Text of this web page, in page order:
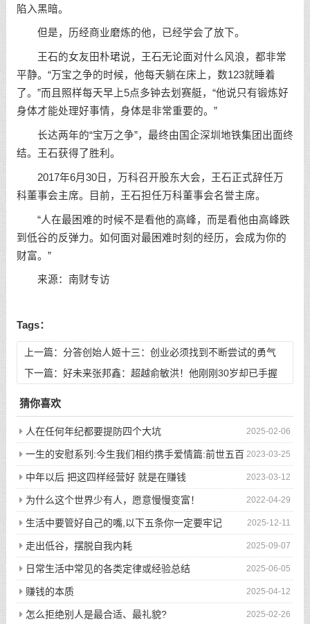
陷入黑暗。
但是，历经商业磨炼的他，已经学会了放下。
王石的女友田朴珺说，王石无论面对什么风浪，都非常
平静。“万宝之争的时候，他每天躺在床上，数123就睡着
了。”而且照样每天早上5点多钟去划赛艇，“他说只有锻炼好
身体才能处理好事情，身体是非常重要的。”
长达两年的“宝万之争”，最终由国企深圳地铁集团出面终
结。王石获得了胜利。
2017年6月30日，万科召开股东大会，王石正式辞任万
科董事会主席。目前，王石担任万科董事会名誉主席。
“人在最困难的时候不是看他的高峰，而是看他由高峰跌
到低谷的反弹力。如何面对最困难时刻的经历，会成为你的
财富。”
来源：南财专访
Tags：
上一篇： 分答创始人姬十三：创业必须找到不断尝试的勇气
下一篇： 好未来张邦鑫：超越俞敏洪！他刚刚30岁却已手握
猜你喜欢
2025-02-06
人在任何年纪都要提防四个大坑
2023-03-25
一生的安慰系列:今生我们相约携手爱情篇:前世五百
次的回眸才换来今生的相遇
2023-03-12
中年以后 把这四样经营好 就是在赚钱
2022-04-29
为什么这个世界少有人，愿意慢慢变富！
2025-12-11
生活中要管好自己的嘴,以下五条你一定要牢记
2025-09-07
走出低谷，摆脱自我内耗
2025-06-05
日常生活中常见的各类定律或经验总结
2025-04-12
赚钱的本质
2025-02-26
怎么拒绝别人是最合适、最礼貌?